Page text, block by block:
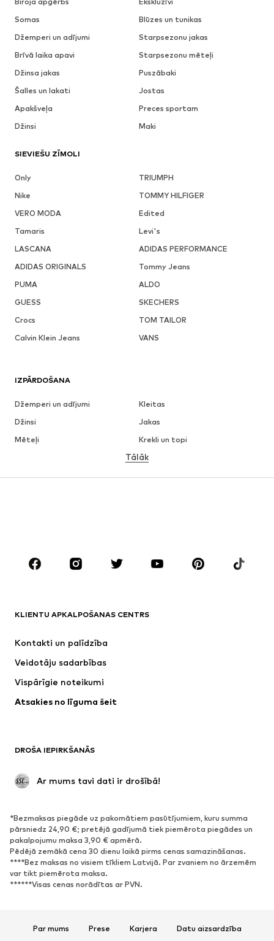
Somas
Blūzes un tunikas
Džemperi un adījumi
Starpsezonu jakas
Brīvā laika apavi
Starpsezonu mēteļi
Džinsa jakas
Puszābaki
Šalles un lakati
Jostas
Apakšveļa
Preces sportam
Džinsi
Maki
SIEVIEŠU ZĪMOLI
Only
TRIUMPH
Nike
TOMMY HILFIGER
VERO MODA
Edited
Tamaris
Levi's
LASCANA
ADIDAS PERFORMANCE
ADIDAS ORIGINALS
Tommy Jeans
PUMA
ALDO
GUESS
SKECHERS
Crocs
TOM TAILOR
Calvin Klein Jeans
VANS
IZPĀRDOŠANA
Džemperi un adījumi
Kleitas
Džinsi
Jakas
Mēteļi
Krekli un topi
Apakšveļa
Aksesuāri
Premium
Jaunumi
Šobrīd populāri
Apakšveļa
Mēteļi
Svinības
Ekskluzīvi
APAVI
Jaunumi
Šobrīd populāri
Brīvā laika apavi
Puszābaki
Augstpapēžu apavi
Zābaki
Atvērti apavi
Mājas apavi
Tālāk
KLIENTU APKALPOŠANAS CENTRS
Kontakti un palīdzība
Veidotāju sadarbības
Vispārīgie noteikumi
Atsakies no līguma šeit
DROŠA IEPIRKŠANĀS
Ar mums tavi dati ir drošībā!
*Bezmaksas piegāde uz pakomātiem pasūtījumiem, kuru summa
pārsniedz 24,90 €; pretējā gadījumā tiek piemērota piegādes un
pakalpojumu maksa 3,90 € apmērā.
Pēdējā zemākā cena 30 dienu laikā pirms cenas samazināšanas.
****Bez maksas no visiem tīkliem Latvijā. Par zvaniem no ārzemēm
var tikt piemērota maksa.
******Visas cenas norādītas ar PVN.
Par mums Prese Karjera Datu aizsardzība